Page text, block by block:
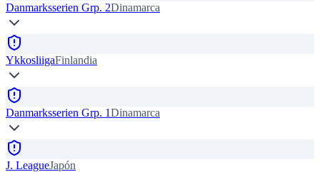
Danmarksserien Grp. 2Dinamarca
YkkosliigaFinlandia
Danmarksserien Grp. 1Dinamarca
J. LeagueJapón